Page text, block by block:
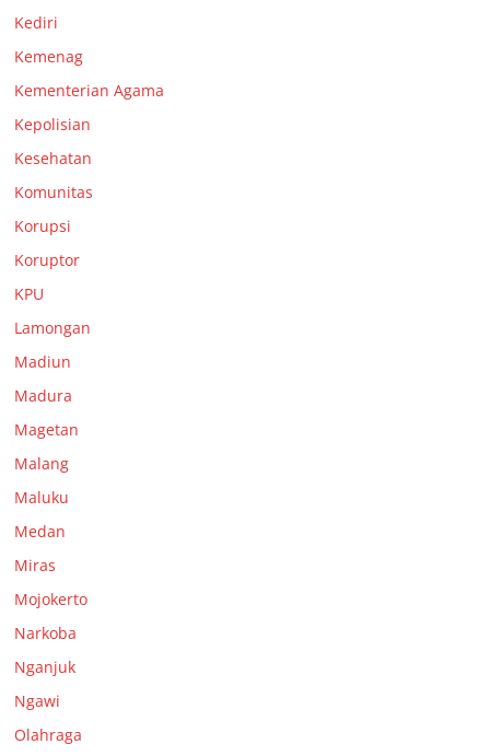
Kediri
Kemenag
Kementerian Agama
Kepolisian
Kesehatan
Komunitas
Korupsi
Koruptor
KPU
Lamongan
Madiun
Madura
Magetan
Malang
Maluku
Medan
Miras
Mojokerto
Narkoba
Nganjuk
Ngawi
Olahraga